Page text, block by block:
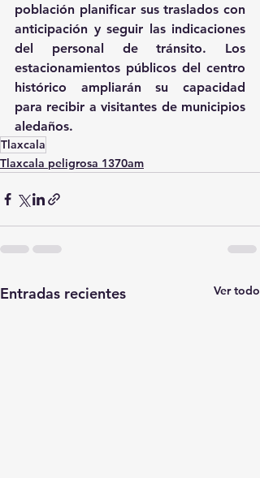
población planificar sus traslados con
anticipación y seguir las indicaciones
del personal de tránsito. Los
estacionamientos públicos del centro
histórico ampliarán su capacidad
para recibir a visitantes de municipios
aledaños.
Tlaxcala
Tlaxcala peligrosa 1370am
Entradas recientes Ver todo